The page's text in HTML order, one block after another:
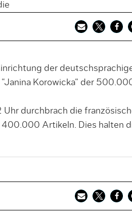
der
Korowicka“ der
durchbrach die
400.000 Artikeln. Dies halten